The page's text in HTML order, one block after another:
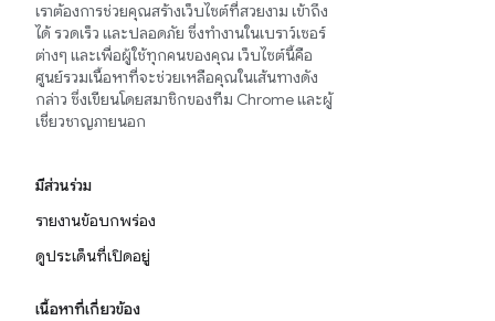
เราต้องการช่วยคุณสร้างเว็บไซต์ที่สวยงาม เข้าถึง
ได้ รวดเร็ว และปลอดภัย ซึ่งทำงานในเบราว์เซอร์
ต่างๆ และเพื่อผู้ใช้ทุกคนของคุณ เว็บไซต์นี้คือ
ศูนย์รวมเนื้อหาที่จะช่วยเหลือคุณในเส้นทางดัง
กล่าว ซึ่งเขียนโดยสมาชิกของทีม Chrome และผู้
เชี่ยวชาญภายนอก
มีส่วนร่วม
รายงานข้อบกพร่อง
ดูประเด็นที่เปิดอยู่
เนื้อหาที่เกี่ยวข้อง